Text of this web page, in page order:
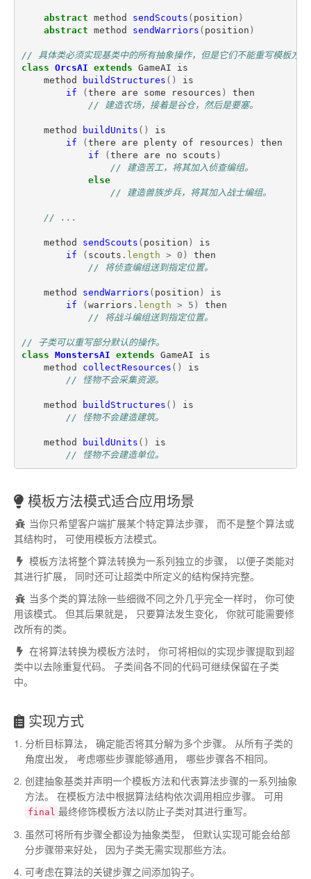
abstract method sendScouts ( position )
abstract method sendWarriors ( position )
// 具体类必须实现基类中的所有抽象操作，但是它们不能重写模板方法
class OrcsAI extends GameAI
is
method
buildStructures ()
is
if
( there are some resources )
then
// 建造农场，接着是谷仓，然后是要塞。
method buildUnits ()
is
if
( there are plenty of resources )
then
if
( there are no scouts )
// 建造苦工，将其加入侦查编组。
else
// 建造兽族步兵，将其加入战士编组。
// ...
method sendScouts ( position )
is
if
( scouts . length > 0 )
then
// 将侦查编组送到指定位置。
method sendWarriors ( position )
is
if
( warriors . length > 5 )
then
// 将战斗编组送到指定位置。
// 子类可以重写部分默认的操作。
class MonstersAI extends GameAI
is
method
collectResources ()
is
// 怪物不会采集资源。
method buildStructures ()
is
// 怪物不会建造建筑。
method buildUnits ()
is
// 怪物不会建造单位。
模板方法模式适合应用场景
当你只希望客户端扩展某个特定算法步骤，
而不是整个算法或
其结构时， 可使用模板方法模式。
模板方法将整个算法转换为一系列独立的步骤，
以便子类能对
其进行扩展， 同时还可让超类中所定义的结构保持完整。
当多个类的算法除一些细微不同之外几乎完全一样时，
你可使
用该模式。 但其后果就是， 只要算法发生变化，
你就可能需要修
改所有的类。
在将算法转换为模板方法时，
你可将相似的实现步骤提取到超
类中以去除重复代码。
子类间各不同的代码可继续保留在子类
中。
实现方式
分析目标算法， 确定能否将其分解为多个步骤。
从所有子类的
角度出发， 考虑哪些步骤能够通用， 哪些步骤各不相同。
创建抽象基类并声明一个模板方法和代表算法步骤的一系列抽象
方法。 在模板方法中根据算法结构依次调用相应步骤。 可用
final 最终修饰模板方法以防止子类对其进行重写。
虽然可将所有步骤全都设为抽象类型，
但默认实现可能会给部
分步骤带来好处， 因为子类无需实现那些方法。
可考虑在算法的关键步骤之间添加钩子。